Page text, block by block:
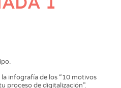
infografía de los “10 motivos
proceso de digitalización”.